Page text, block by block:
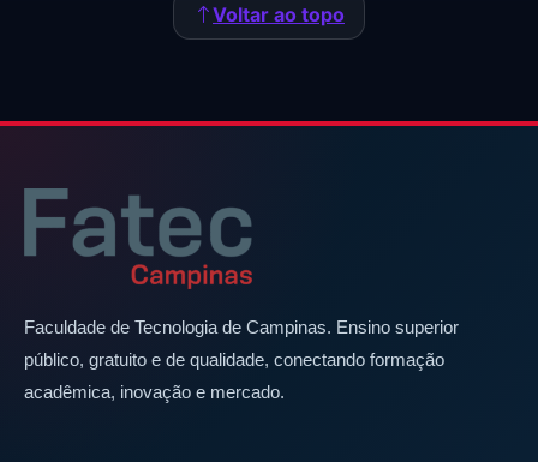
Voltar ao topo
Faculdade de Tecnologia de Campinas. Ensino superior
público, gratuito e de qualidade, conectando formação
acadêmica, inovação e mercado.